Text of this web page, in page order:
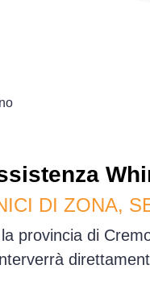
DI ZONA,
provincia di